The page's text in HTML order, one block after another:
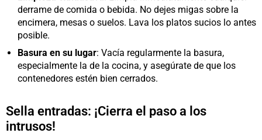
derrame de comida o bebida. No dejes migas sobre la
encimera, mesas o suelos. Lava los platos sucios lo antes
posible.
Basura en su lugar: Vacía regularmente la basura,
especialmente la de la cocina, y asegúrate de que los
contenedores estén bien cerrados.
Sella entradas: ¡Cierra el paso a los
intrusos!